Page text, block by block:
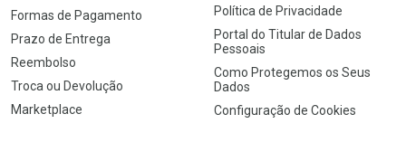
Formas de Pagamento
Prazo de Entrega
Reembolso
Troca ou Devolução
Marketplace
Política de Privacidade
Portal do Titular de Dados
Pessoais
Como Protegemos os Seus
Dados
Configuração de Cookies